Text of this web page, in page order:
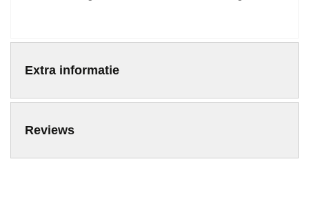
Extra informatie
Reviews